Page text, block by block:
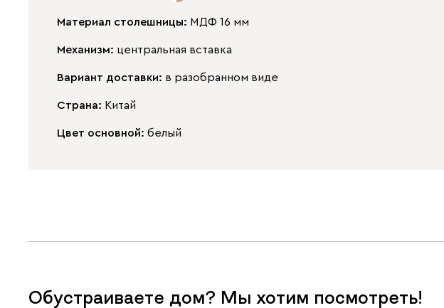
Материал столешницы: МДФ 16 мм
Механизм: центральная вставка
Вариант доставки: в разобранном виде
Страна: Китай
Цвет основной: белый
Обустраиваете дом? Мы хотим посмотреть!